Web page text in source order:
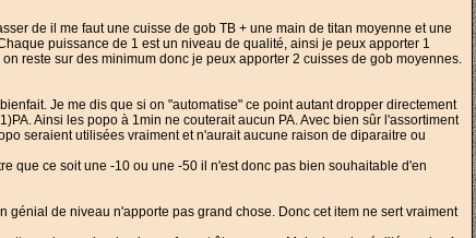
de il me faut une cuisse de gob TB + une main de titan moyenne et une
puissance de 1 est un niveau de qualité, ainsi je peux apporter 1
reste sur des minimum donc je peux apporter 2 cuisses de gob moyennes.
Je me dis que si on "automatise" ce point autant dropper directement
Ainsi les popo à 1min ne couterait aucun PA. Avec bien sûr l'assortiment
seraient utilisées vraiment et n'aurait aucune raison de diparaitre ou
que ce soit une -10 ou une -50 il n'est donc pas bien souhaitable d'en
de niveau n'apporte pas grand chose. Donc cet item ne sert vraiment